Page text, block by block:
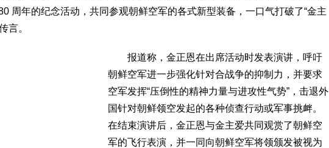
周年的纪念活动，共同参观朝鲜空军的各式新型装备，一口气打破了“金主
言。
报道称，金正恩在出席活动时发表演讲，呼吁
朝鲜空军进一步强化针对合战争的抑制力，并要求
空军发挥“压倒性的精神力量与进攻性气势”，击退外
国针对朝鲜领空发起的各种侦查行动或军事挑衅。
在结束演讲后，金正恩与金主爱共同观赏了朝鲜空
军的飞行表演，并一同向朝鲜空军将领颁发被视为